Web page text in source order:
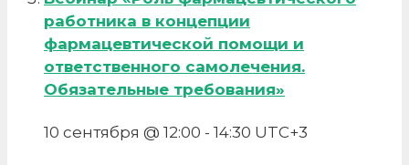
работника в концепции
фармацевтической помощи и
ответственного самолечения.
Обязательные требования»
10 сентября @ 12:00 - 14:30 UTC+3